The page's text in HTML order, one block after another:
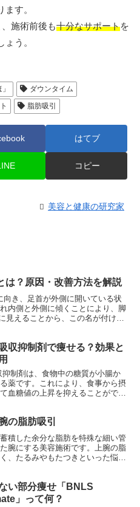
す。
、施術前後も十分なサポートを
う。
ダウンタイム
脂肪吸引
はてブ
コピー
美容と健康の研究家
は？原因・改善方法を解説
内側と外側に傾くことにより、脚
えることから、この名が付けら
的な原因だけでなく、生活習慣も
収抑制剤で痩せる？効果と
薬です。これにより、食事から摂
血糖値の上昇を抑えることができ
の脂肪吸引
積した余分な脂肪を特殊な細い管
腕にする美容施術です。上腕の脂
、たるみやもたつきといった悩み
い部分痩せ「BNLS
」って何？